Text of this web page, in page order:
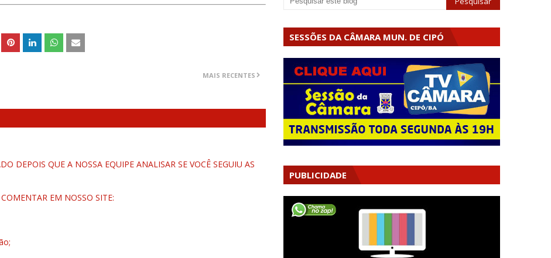
MAIS RECENTES
DEPOIS QUE A NOSSA EQUIPE ANALISAR SE VOCÊ SEGUIU AS
EM NOSSO SITE:
SESSÕES DA CÂMARA MUN. DE CIPÓ
PUBLICIDADE